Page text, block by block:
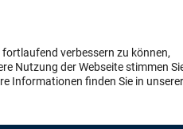
(DGPro & EPA)
den Genuss
“
verbessern zu können,
Nutzung der Webseite stimmen
Informationen finden Sie in unserer